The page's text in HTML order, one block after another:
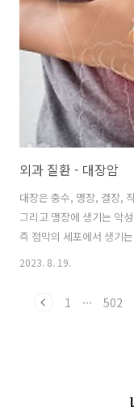
률에 큰 영향을 미칩니다
용됩니다. 치료 방법에는
외과 질환 - 대장암
대장은 충수, 맹장, 결장,
그리고 맹장에 생기는 악
즉 점막의 세포에서 생기
종, 평활근육종 등이 원발
로는 식이, 비만, 유전적
부족, 음주, 50세 이상의
2023. 8. 19.
1 ··· 502